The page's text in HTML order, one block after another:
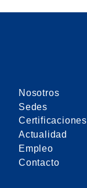
Nosotros
Sedes
Certificaciones
Actualidad
Empleo
Contacto